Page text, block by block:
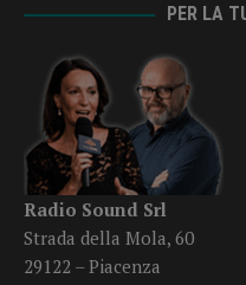
PER LA
Radio Sound Srl
Strada della Mola, 60
29122 – Piacenza